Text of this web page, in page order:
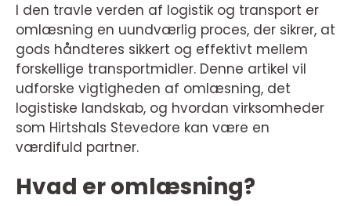
I den travle verden af logistik og transport er
omlæsning en uundværlig proces, der sikrer, at
gods håndteres sikkert og effektivt mellem
forskellige transportmidler. Denne artikel vil
udforske vigtigheden af omlæsning, det
logistiske landskab, og hvordan virksomheder
som Hirtshals Stevedore kan være en
værdifuld partner.
Hvad er omlæsning?